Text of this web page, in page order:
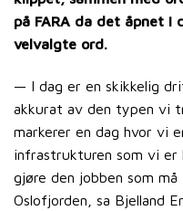
på FARA da det åpnet i
velvalgte ord.
— I dag er en skikkelig
akkurat av den typen vi
markerer en dag hvor vi
infrastrukturen som vi er
gjøre den jobben som
Oslofjorden, sa Bjelland